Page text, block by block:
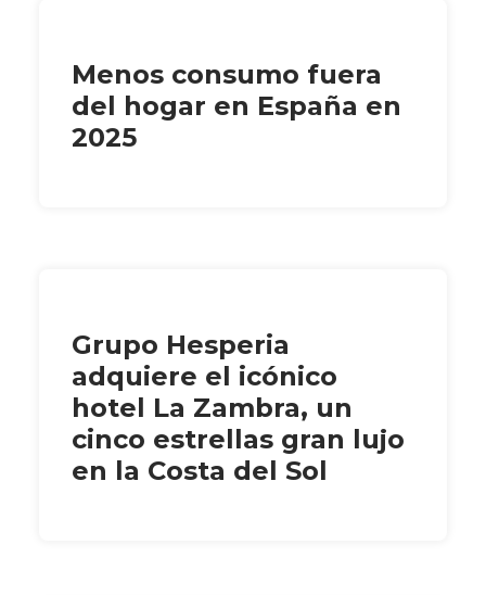
Menos consumo fuera
del hogar en España en
2025
Grupo Hesperia
adquiere el icónico
hotel La Zambra, un
cinco estrellas gran lujo
en la Costa del Sol